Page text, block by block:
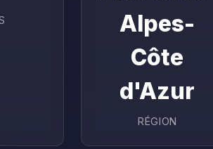
Alpes-
Côte
d'Azur
RÉGION